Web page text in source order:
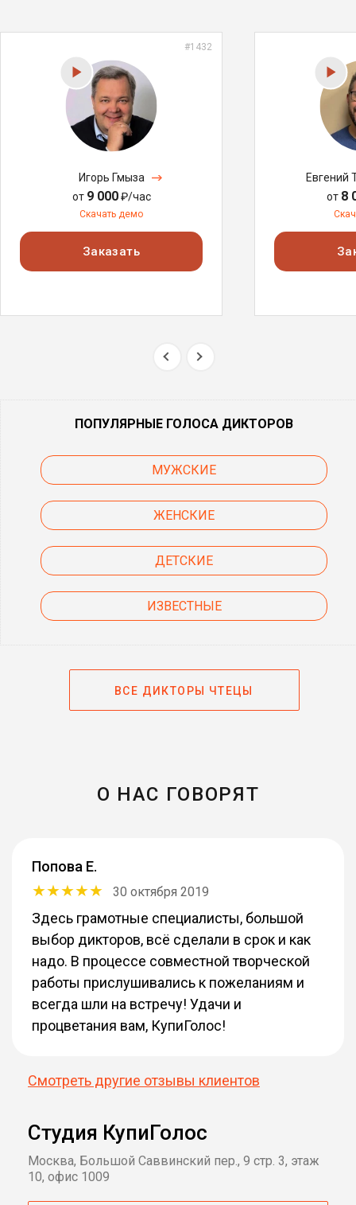
#1432
Игорь Гмыза
от 9 000₽/час
Скачать демо
Заказать
Евгений
от 8
ПОПУЛЯРНЫЕ ГОЛОСА ДИКТОРОВ
МУЖСКИЕ
ЖЕНСКИЕ
ДЕТСКИЕ
ИЗВЕСТНЫЕ
ВСЕ ДИКТОРЫ ЧТЕЦЫ
О НАС ГОВОРЯТ
Попова Е.
30 октября 2019
Здесь грамотные специалисты, большой
выбор дикторов, всё сделали в срок и как
надо. В процессе совместной творческой
работы прислушивались к пожеланиям и
всегда шли на встречу! Удачи и
процветания вам, КупиГолос!
Смотреть другие отзывы клиентов
Студия КупиГолос
Москва, Большой Саввинский пер., 9 стр. 3, этаж
10, офис 1009